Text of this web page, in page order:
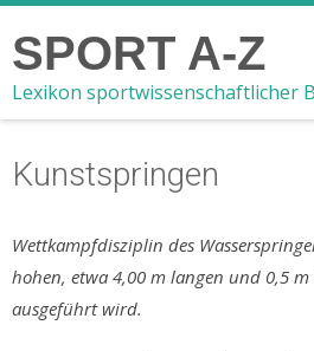
SPORT A-Z
Lexikon sportwissenschaftlicher
Kunstspringen
Wettkampfdisziplin des
hohen, etwa 4,00 m langen und 0,5
ausgeführt wird.